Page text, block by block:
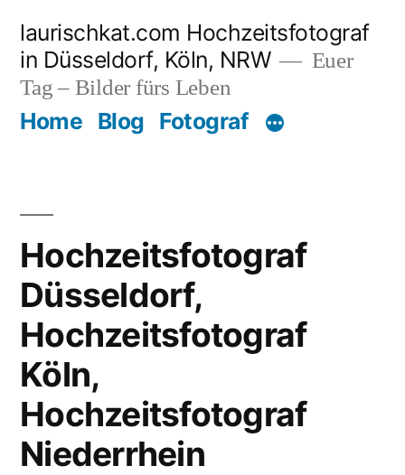
Inhalt
springen
laurischkat.com Hochzeitsfotograf
in Düsseldorf, Köln, NRW
Euer
Tag – Bilder fürs Leben
Home Blog Fotograf
Hochzeitsfotograf
Düsseldorf,
Hochzeitsfotograf
Köln,
Hochzeitsfotograf
Niederrhein